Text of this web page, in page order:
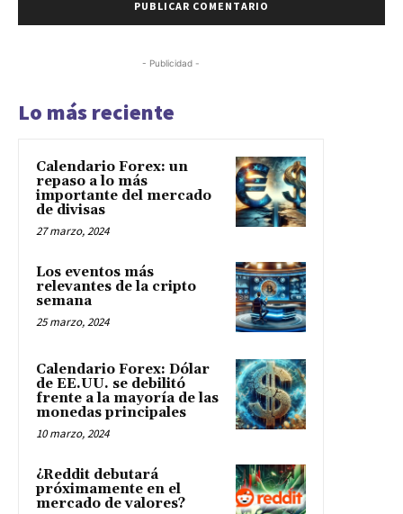
- Publicidad -
Lo más reciente
Calendario Forex: un
repaso a lo más
importante del mercado
de divisas
27 marzo, 2024
Los eventos más
relevantes de la cripto
semana
25 marzo, 2024
Calendario Forex: Dólar
de EE.UU. se debilitó
frente a la mayoría de las
monedas principales
10 marzo, 2024
¿Reddit debutará
próximamente en el
mercado de valores?